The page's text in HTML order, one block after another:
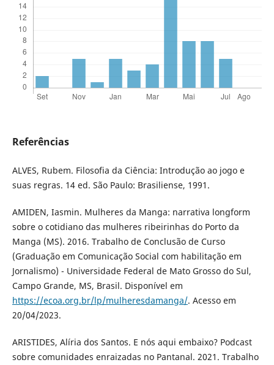
Referências
ALVES, Rubem. Filosofia da Ciência: Introdução ao jogo e
suas regras. 14 ed. São Paulo: Brasiliense, 1991.
AMIDEN, Iasmin. Mulheres da Manga: narrativa longform
sobre o cotidiano das mulheres ribeirinhas do Porto da
Manga (MS). 2016. Trabalho de Conclusão de Curso
(Graduação em Comunicação Social com habilitação em
Jornalismo) - Universidade Federal de Mato Grosso do Sul,
Campo Grande, MS, Brasil. Disponível em
https://ecoa.org.br/lp/mulheresdamanga/. Acesso em
20/04/2023.
ARISTIDES, Alíria dos Santos. E nós aqui embaixo? Podcast
sobre comunidades enraizadas no Pantanal. 2021. Trabalho